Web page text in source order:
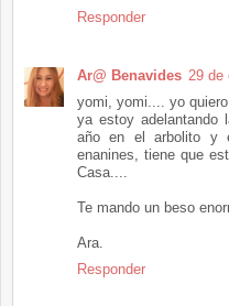
Responder
Ar@ Benavides 29 de
yomi, yomi.... yo
ya estoy
año en el arbolito y
enanines, tiene que
Casa....
Te mando un beso
Ara.
Responder